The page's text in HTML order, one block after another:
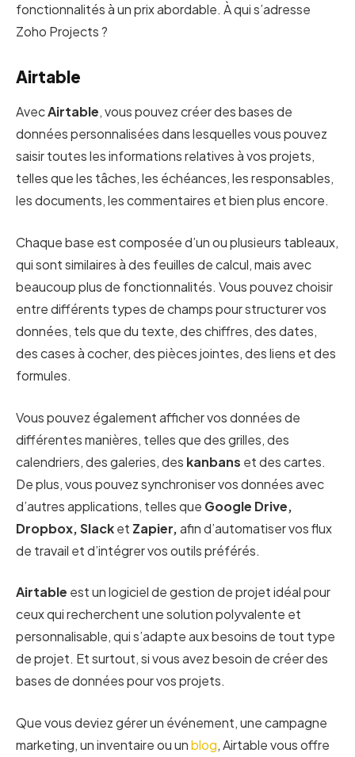
fonctionnalités à un prix abordable. À qui s’adresse
Zoho Projects ?
Airtable
AvecAirtable, vous pouvez créer des bases de
données personnalisées dans lesquelles vous pouvez
saisir toutes les informations relatives à vos projets,
telles que les tâches, les échéances, les responsables,
les documents, les commentaires et bien plus encore.
Chaque base est composée d’un ou plusieurs tableaux,
qui sont similaires à des feuilles de calcul, mais avec
beaucoup plus de fonctionnalités. Vous pouvez choisir
entre différents types de champs pour structurer vos
données, tels que du texte, des chiffres, des dates,
des cases à cocher, des pièces jointes, des liens et des
formules.
Vous pouvez également afficher vos données de
différentes manières, telles que des grilles, des
calendriers, des galeries, des kanbans et des cartes.
De plus, vous pouvez synchroniser vos données avec
d’autres applications, telles que Google Drive,
Dropbox, Slacket Zapier,afin d’automatiser vos flux
de travail et d’intégrer vos outils préférés.
Airtable est un logiciel de gestion de projet idéal pour
ceux qui recherchent une solution polyvalente et
personnalisable, qui s’adapte aux besoins de tout type
de projet. Et surtout, si vous avez besoin de créer des
bases de données pour vos projets.
Que vous deviez gérer un événement, une campagne
marketing, un inventaire ou unblog, Airtable vous offre